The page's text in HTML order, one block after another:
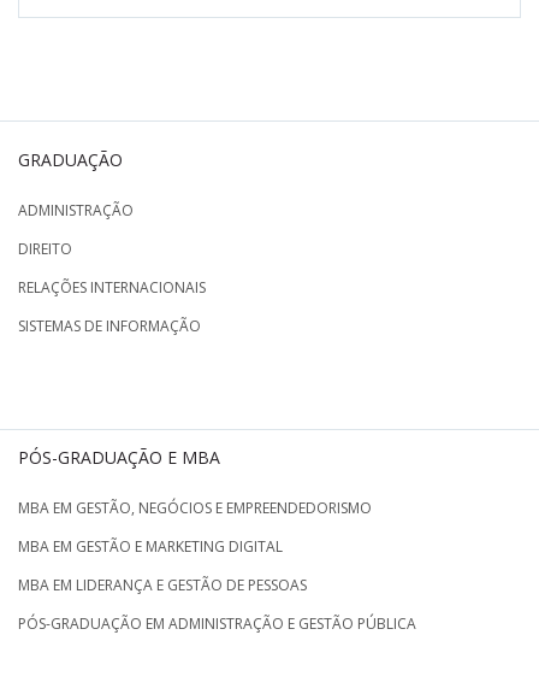
GRADUAÇÃO
ADMINISTRAÇÃO
DIREITO
RELAÇÕES INTERNACIONAIS
SISTEMAS DE INFORMAÇÃO
PÓS-GRADUAÇÃO E MBA
MBA EM GESTÃO, NEGÓCIOS E EMPREENDEDORISMO
MBA EM GESTÃO E MARKETING DIGITAL
MBA EM LIDERANÇA E GESTÃO DE PESSOAS
PÓS-GRADUAÇÃO EM ADMINISTRAÇÃO E GESTÃO PÚBLICA